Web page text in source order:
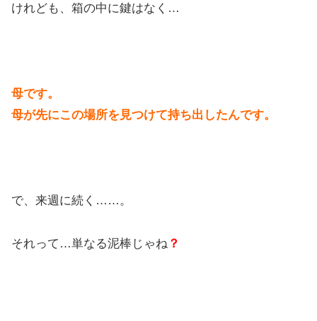
けれども、箱の中に鍵はなく…
母です。
母が先にこの場所を見つけて持ち出したんです。
で、来週に続く……。
それって…単なる泥棒じゃね ？